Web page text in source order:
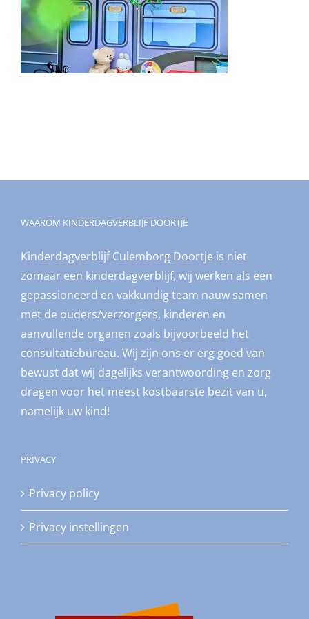
WAAROM KINDERDAGVERBLIJF DOORTJE
Kinderdagverblijf Culemborg Doortje is niet
zomaar een kinderdagverblijf, wij werken als een
gepassioneerd en vakkundig team nauw samen
met de ouders/verzorgers, kinderen en
aanvullende organen zoals bijvoorbeeld het
consultatiebureau. Wij zijn ons er erg goed van
bewust dat wij dagelijks verantwoording en zorg
dragen voor het meest kostbaarste bezit van u,
namelijk uw kind!
PRIVACY
Privacy policy
Privacy instellingen